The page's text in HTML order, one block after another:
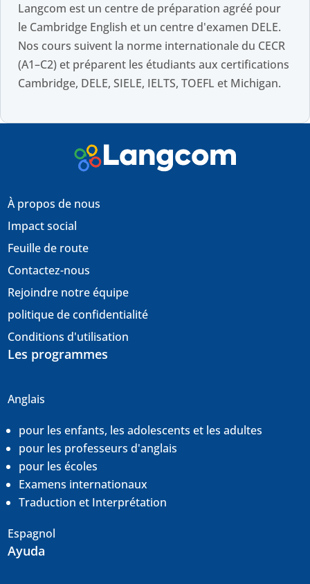
Langcom est un centre de préparation agréé pour
le Cambridge English et un centre d'examen DELE.
Nos cours suivent la norme internationale du CECR
(A1–C2) et préparent les étudiants aux certifications
Cambridge, DELE, SIELE, IELTS, TOEFL et Michigan.
À propos de nous
Impact social
Feuille de route
Contactez-nous
Rejoindre notre équipe
politique de confidentialité
Conditions d'utilisation
Les programmes
Anglais
pour les enfants, les adolescents et les adultes
pour les professeurs d'anglais
pour les écoles
Examens internationaux
Traduction et Interprétation
Espagnol
Ayuda